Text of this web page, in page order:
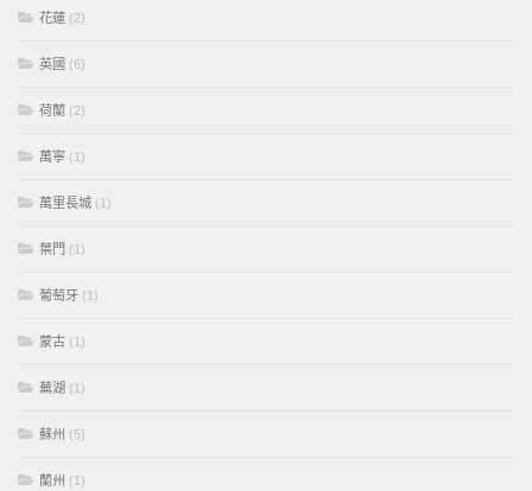
花蓮 (2)
英國 (6)
荷蘭 (2)
萬寧 (1)
萬里長城 (1)
葉門 (1)
葡萄牙 (1)
蒙古 (1)
蕪湖 (1)
蘇州 (5)
蘭州 (1)